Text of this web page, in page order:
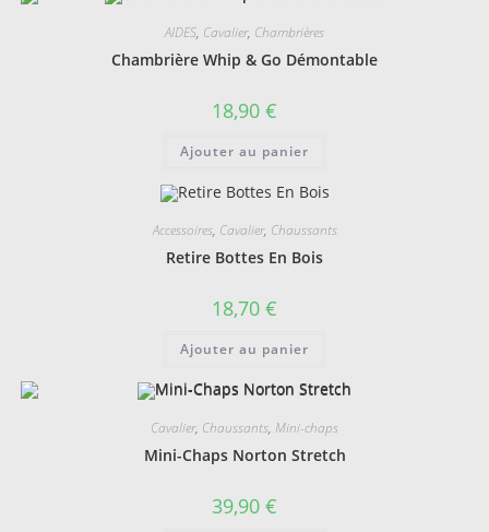
AIDES, Cavalier, Chambrières
Chambrière Whip & Go Démontable
18,90 €
Ajouter au panier
Accessoires, Cavalier, Chaussants
Retire Bottes En Bois
18,70 €
Ajouter au panier
Cavalier, Chaussants, Mini-chaps
Mini-Chaps Norton Stretch
39,90 €